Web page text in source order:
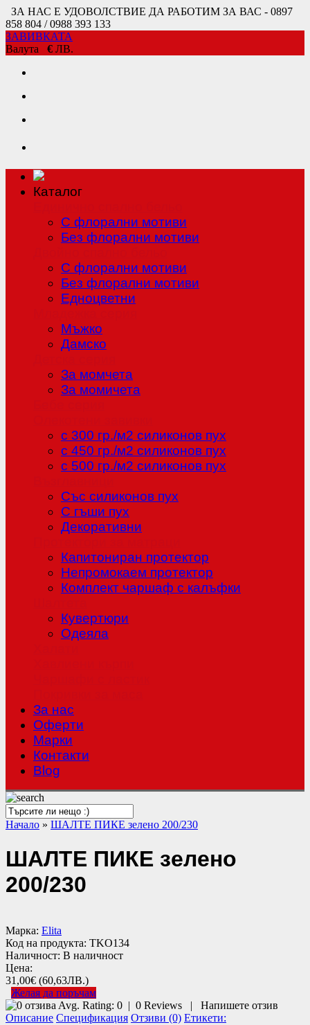
ЗА НАС Е УДОВОЛСТВИЕ ДА РАБОТИМ ЗА ВАС - 0897
858 804 / 0988 393 133
ЗАВИВКАТА
Валута € ЛВ.
Каталог
С флорални мотиви
Без флорални мотиви
С флорални мотиви
Без флорални мотиви
Едноцветни
Мъжко
Дамско
За момчета
За момичета
с 300 гр./м2 силиконов пух
с 450 гр./м2 силиконов пух
с 500 гр./м2 силиконов пух
Със силиконов пух
С гъши пух
Декоративни
Капитониран протектор
Непромокаем протектор
Комплект чаршаф с калъфки
Кувертюри
Одеяла
За нас
Оферти
Mарки
Контакти
Blog
Начало » ШАЛТЕ ПИКЕ зелено 200/230
ШАЛТЕ ПИКЕ зелено
200/230
Марка: Elita
Код на продукта: TKO134
Наличност: В наличност
Цена:
31,00€ (60,63ЛВ.)
Желая да поръчам
Avg. Rating: 0 | 0 Reviews | Напишете отзив
Описание Спецификация Отзиви (0) Етикети: